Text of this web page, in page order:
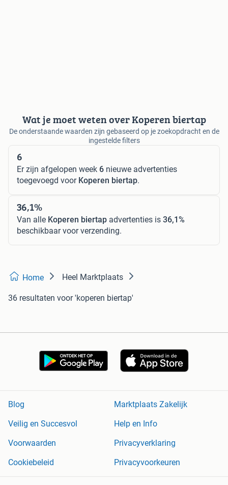
Wat je moet weten over Koperen biertap
De onderstaande waarden zijn gebaseerd op je zoekopdracht en de
ingestelde filters
6
Er zijn afgelopen week 6 nieuwe advertenties
toegevoegd voor Koperen biertap.
36,1%
Van alle Koperen biertap advertenties is 36,1%
beschikbaar voor verzending.
Home Heel Marktplaats
36 resultaten voor 'koperen biertap'
Blog
Marktplaats Zakelijk
Veilig en Succesvol
Help en Info
Voorwaarden
Privacyverklaring
Cookiebeleid
Privacyvoorkeuren